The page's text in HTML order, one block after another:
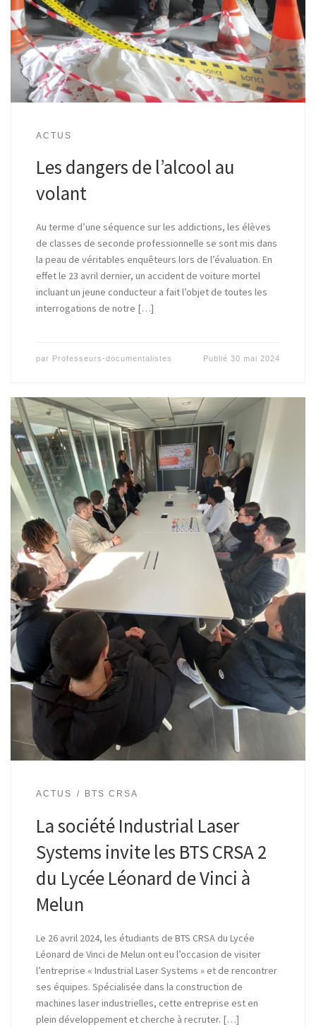
ACTUS
Les dangers de l’alcool au
volant
Au terme d’une séquence sur les addictions, les élèves
de classes de seconde professionnelle se sont mis dans
la peau de véritables enquêteurs lors de l’évaluation. En
effet le 23 avril dernier, un accident de voiture mortel
incluant un jeune conducteur a fait l’objet de toutes les
interrogations de notre […]
par Professeurs-documentalistes Publié30 mai 2024
ACTUS BTS CRSA
La société Industrial Laser
Systems invite les BTS CRSA 2
du Lycée Léonard de Vinci à
Melun
Le 26 avril 2024, les étudiants de BTS CRSA du Lycée
Léonard de Vinci de Melun ont eu l’occasion de visiter
l’entreprise « Industrial Laser Systems » et de rencontrer
ses équipes. Spécialisée dans la construction de
machines laser industrielles, cette entreprise est en
plein développement et cherche à recruter. […]